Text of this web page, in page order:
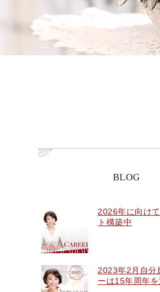
BLOG
2026年に向け
ト構築中
2023年2月自分
ーは15年周年